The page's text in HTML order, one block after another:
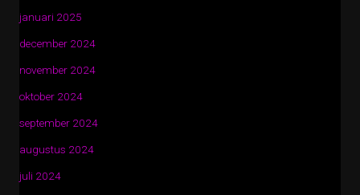
januari 2025
december 2024
november 2024
oktober 2024
september 2024
augustus 2024
juli 2024